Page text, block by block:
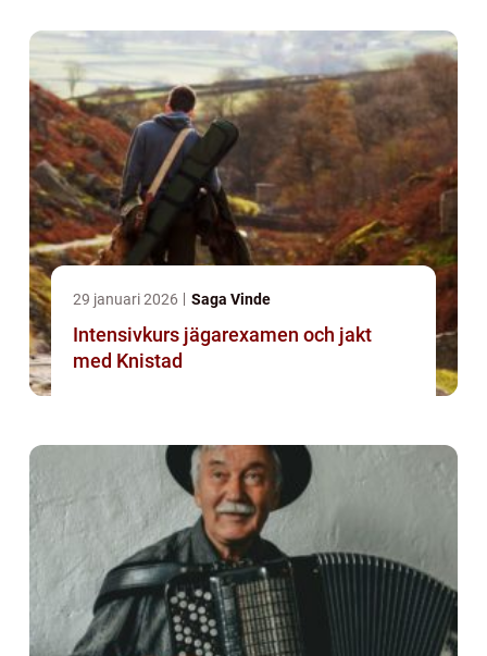
29 januari 2026 Saga Vinde
Intensivkurs jägarexamen och jakt
med Knistad